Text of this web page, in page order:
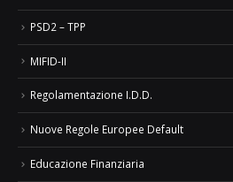
PSD2 – TPP
MIFID-II
Regolamentazione I.D.D.
Nuove Regole Europee Default
Educazione Finanziaria